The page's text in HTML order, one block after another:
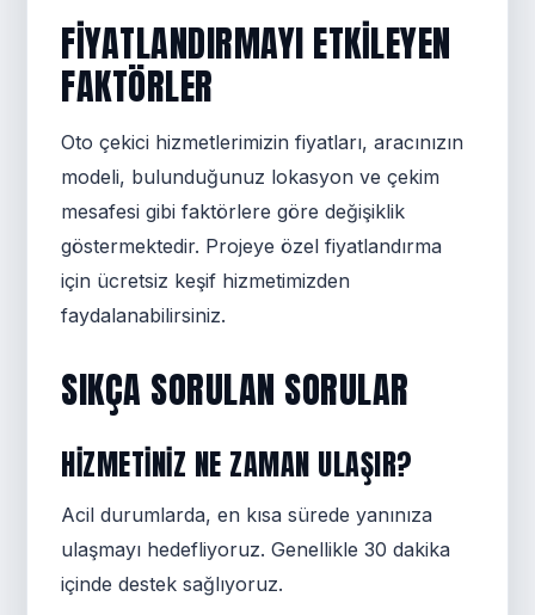
FIYATLANDIRMAYI ETKILEYEN
FAKTÖRLER
Oto çekici hizmetlerimizin fiyatları, aracınızın
modeli, bulunduğunuz lokasyon ve çekim
mesafesi gibi faktörlere göre değişiklik
göstermektedir. Projeye özel fiyatlandırma
için ücretsiz keşif hizmetimizden
faydalanabilirsiniz.
SIKÇA SORULAN SORULAR
HIZMETINIZ NE ZAMAN ULAŞIR?
Acil durumlarda, en kısa sürede yanınıza
ulaşmayı hedefliyoruz. Genellikle 30 dakika
içinde destek sağlıyoruz.